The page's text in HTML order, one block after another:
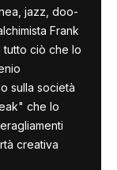
jazz, doo-
Frank
tutto ciò che lo
sulla società
che lo
creativa